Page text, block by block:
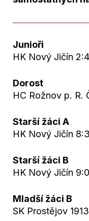
Junioři
HK Nový Jičín
Dorost
HC Rožnov p. R.
Starší žáci A
HK Nový Jičín
Starší žáci B
HK Nový Jičín
Mladší žáci B
SK Prostějov